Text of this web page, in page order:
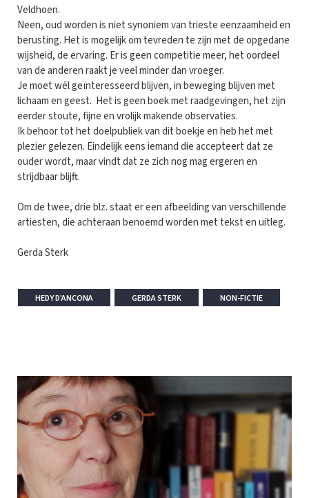
Veldhoen.
Neen, oud worden is niet synoniem van trieste eenzaamheid en
berusting. Het is mogelijk om tevreden te zijn met de opgedane
wijsheid, de ervaring. Er is geen competitie meer, het oordeel
van de anderen raakt je veel minder dan vroeger.
Je moet wél geïnteresseerd blijven, in beweging blijven met
lichaam en geest. Het is geen boek met raadgevingen, het zijn
eerder stoute, fijne en vrolijk makende observaties.
Ik behoor tot het doelpubliek van dit boekje en heb het met
plezier gelezen. Eindelijk eens iemand die accepteert dat ze
ouder wordt, maar vindt dat ze zich nog mag ergeren en
strijdbaar blijft.
Om de twee, drie blz. staat er een afbeelding van verschillende
artiesten, die achteraan benoemd worden met tekst en uitleg.
Gerda Sterk
HEDY D'ANCONA GERDA STERK NON-FICTIE